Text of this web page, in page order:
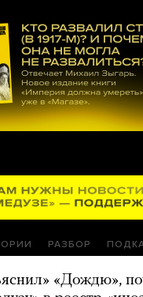
РАЗБОР
«Дождю»,